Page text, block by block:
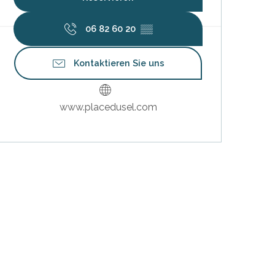
06 82 60 20 ▒▒
Kontaktieren Sie uns
www.placedusel.com